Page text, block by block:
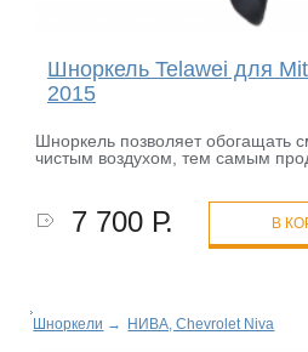
Шноркель Telawei для
2015
Шноркель позволяет обогащать
чистым воздухом, тем самым
7 700 Р. В
Шноркели → НИВА, Chevrolet Niva